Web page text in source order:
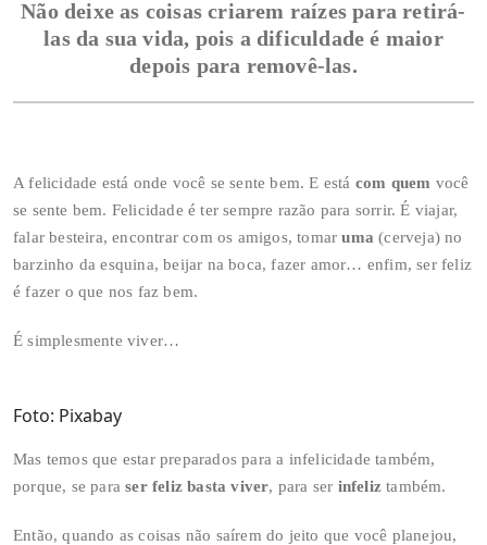
Não deixe as coisas criarem raízes para retirá-
las da sua vida, pois a dificuldade é maior
depois para removê-las.
A felicidade está onde você se sente bem. E está com quem você
se sente bem. Felicidade é ter sempre razão para sorrir. É viajar,
falar besteira, encontrar com os amigos, tomaruma (cerveja) no
barzinho da esquina, beijar na boca, fazer amor… enfim, ser feliz
é fazer o que nos faz bem.
É simplesmente viver…
Foto: Pixabay
Mas temos que estar preparados para a infelicidade também,
porque, se paraser feliz basta viver, para ser infeliz também.
Então, quando as coisas não saírem do jeito que você planejou,